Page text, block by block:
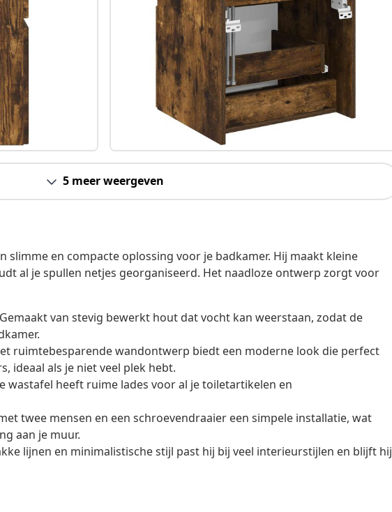
5 meer weergeven
slimme en compacte oplossing voor je badkamer. Hij maakt kleine
al je spullen netjes georganiseerd. Het naadloze ontwerp zorgt voor
van stevig bewerkt hout dat vocht kan weerstaan, zodat de
ruimtebesparende wandontwerp biedt een moderne look die perfect
ideaal als je niet veel plek hebt.
wastafel heeft ruime lades voor al je toiletartikelen en
twee mensen en een schroevendraaier een simpele installatie, wat
aan je muur.
lijnen en minimalistische stijl past hij bij veel interieurstijlen en blijft hij